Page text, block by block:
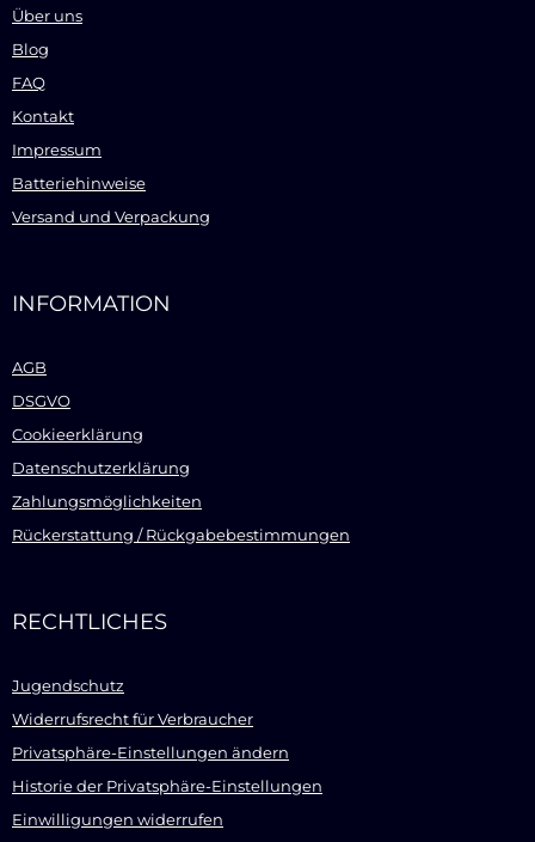
Über uns
Blog
FAQ
Kontakt
Impressum
Batteriehinweise
Versand und Verpackung
INFORMATION
AGB
DSGVO
Cookieerklärung
Datenschutzerklärung
Zahlungsmöglichkeiten
Rückerstattung / Rückgabebestimmungen
RECHTLICHES
Jugendschutz
Widerrufsrecht für Verbraucher
Privatsphäre-Einstellungen ändern
Historie der Privatsphäre-Einstellungen
Einwilligungen widerrufen